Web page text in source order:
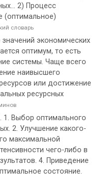
2) Процесс
(оптимальное)
словарь
экономических
оптимум, то есть
системы. Чаще всего
наивысшего
или достижение
ресурсных
1. Выбор оптимального
2. Улучшение какого-
максимальной
чего-либо в
4. Приведение
состояние.